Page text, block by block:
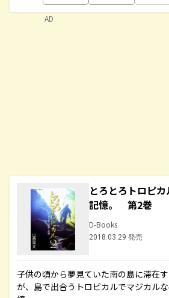
とろとろトロピ
記憶。 第2巻
D-Books
2018.03.29 発売
子供の頃から夢見ていた南の島に滞在
が、島で出合うトロピカルでマジカル
AD